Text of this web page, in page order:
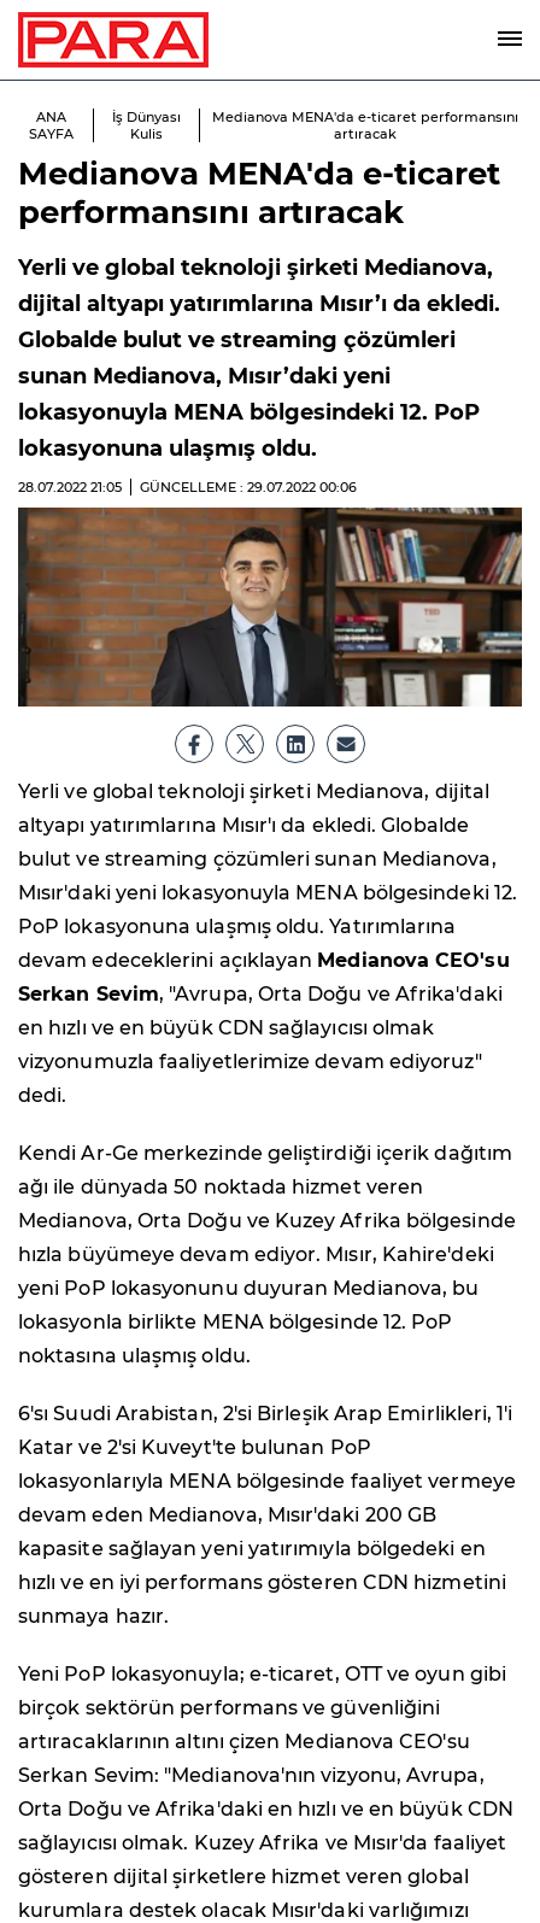
ANA
SAYFA
İş Dünyası
Kulis
Medianova MENA'da e-ticaret performansını
artıracak
Medianova MENA'da e-ticaret
performansını artıracak
Yerli ve global teknoloji şirketi Medianova,
dijital altyapı yatırımlarına Mısır’ı da ekledi.
Globalde bulut ve streaming çözümleri
sunan Medianova, Mısır’daki yeni
lokasyonuyla MENA bölgesindeki 12. PoP
lokasyonuna ulaşmış oldu.
28.07.2022 21:05 GÜNCELLEME : 29.07.2022 00:06
Yerli ve global teknoloji şirketi Medianova, dijital
altyapı yatırımlarına Mısır'ı da ekledi. Globalde
bulut ve streaming çözümleri sunan Medianova,
Mısır'daki yeni lokasyonuyla MENA bölgesindeki 12.
PoP lokasyonuna ulaşmış oldu. Yatırımlarına
devam edeceklerini açıklayan Medianova CEO'su
Serkan Sevim, "Avrupa, Orta Doğu ve Afrika'daki
en hızlı ve en büyük CDN sağlayıcısı olmak
vizyonumuzla faaliyetlerimize devam ediyoruz"
dedi.
Kendi Ar-Ge merkezinde geliştirdiği içerik dağıtım
ağı ile dünyada 50 noktada hizmet veren
Medianova, Orta Doğu ve Kuzey Afrika bölgesinde
hızla büyümeye devam ediyor. Mısır, Kahire'deki
yeni PoP lokasyonunu duyuran Medianova, bu
lokasyonla birlikte MENA bölgesinde 12. PoP
noktasına ulaşmış oldu.
6'sı Suudi Arabistan, 2'si Birleşik Arap Emirlikleri, 1'i
Katar ve 2'si Kuveyt'te bulunan PoP
lokasyonlarıyla MENA bölgesinde faaliyet vermeye
devam eden Medianova, Mısır'daki 200 GB
kapasite sağlayan yeni yatırımıyla bölgedeki en
hızlı ve en iyi performans gösteren CDN hizmetini
sunmaya hazır.
Yeni PoP lokasyonuyla; e-ticaret, OTT ve oyun gibi
birçok sektörün performans ve güvenliğini
artıracaklarının altını çizen Medianova CEO'su
Serkan Sevim: "Medianova'nın vizyonu, Avrupa,
Orta Doğu ve Afrika'daki en hızlı ve en büyük CDN
sağlayıcısı olmak. Kuzey Afrika ve Mısır'da faaliyet
gösteren dijital şirketlere hizmet veren global
kurumlara destek olacak Mısır'daki varlığımızı